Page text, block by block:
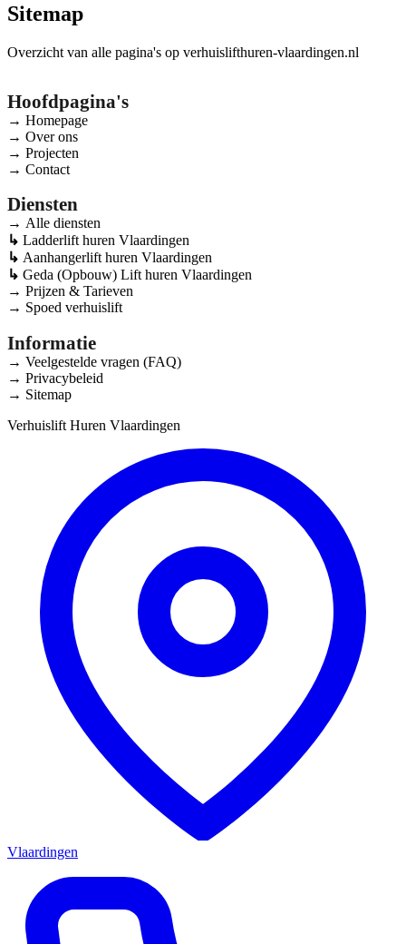
Sitemap
Overzicht van alle pagina's op verhuislifthuren-vlaardingen.nl
Hoofdpagina's
Homepage
Over ons
Projecten
Contact
Diensten
Alle diensten
Ladderlift huren Vlaardingen
Aanhangerlift huren Vlaardingen
Geda (Opbouw) Lift huren Vlaardingen
Prijzen & Tarieven
Spoed verhuislift
Informatie
Veelgestelde vragen (FAQ)
Privacybeleid
Sitemap
Verhuislift Huren Vlaardingen
Vlaardingen